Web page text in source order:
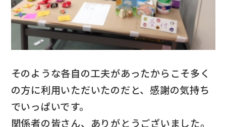
そのような各自の工夫があったからこそ多く
の方に利用いただいたのだと、感謝の気持ち
でいっぱいです。
関係者の皆さん、ありがとうございました。